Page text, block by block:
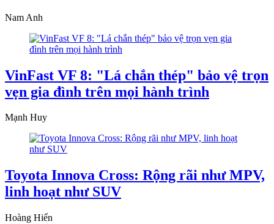
Nam Anh
VinFast VF 8: "Lá chắn thép" bảo vệ trọn
vẹn gia đình trên mọi hành trình
Mạnh Huy
Toyota Innova Cross: Rộng rãi như MPV,
linh hoạt như SUV
Hoàng Hiển